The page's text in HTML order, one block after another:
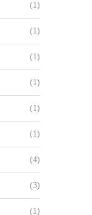
(1)
(1)
(1)
(1)
(1)
(1)
(4)
(3)
(1)